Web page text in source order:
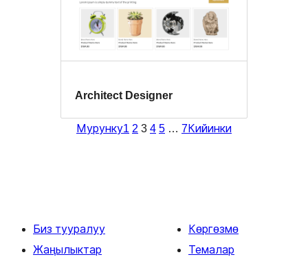
Architect Designer
Мурунку1 2 3 4 5 … 7Кийинки
Биз тууралуу
Жаңылыктар
Көргөзмө
Темалар